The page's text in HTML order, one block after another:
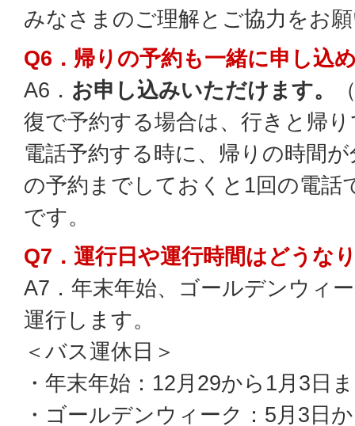
みなさまのご理解とご協力をお
Q6．帰りの予約も一緒に申し込
A6． お申し込みいただけます。
復で予約する場合は、行きと帰
電話予約する時に、帰りの時間
の予約までしておくと1回の電話
です。
Q7．運行日や運行時間はどうな
A7．年末年始、ゴールデンウィ
運行します。
＜バス運休日＞
・年末年始：12月29から1月3日
・ゴールデンウィーク：5月3日